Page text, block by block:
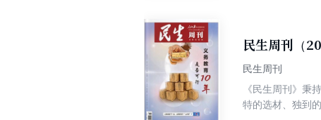
民生周刊（
民生周刊
《民生周刊》秉
特的选材、独到